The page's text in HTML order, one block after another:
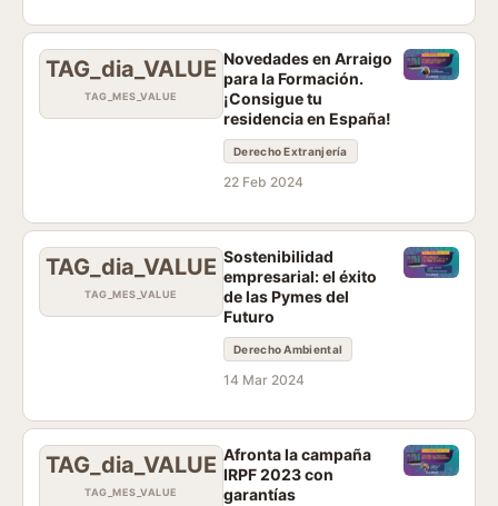
TAG_dia_VALUE
TAG_MES_VALUE
Novedades en Arraigo
para la Formación.
¡Consigue tu
residencia en España!
Derecho Extranjería
22 Feb 2024
TAG_dia_VALUE
TAG_MES_VALUE
Sostenibilidad
empresarial: el éxito
de las Pymes del
Futuro
Derecho Ambiental
14 Mar 2024
TAG_dia_VALUE
TAG_MES_VALUE
Afronta la campaña
IRPF 2023 con
garantías